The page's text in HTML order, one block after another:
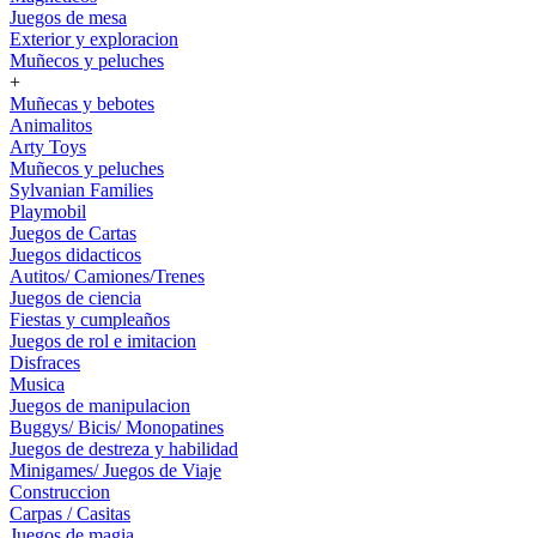
Juegos de mesa
Exterior y exploracion
Muñecos y peluches
+
Muñecas y bebotes
Animalitos
Arty Toys
Muñecos y peluches
Sylvanian Families
Playmobil
Juegos de Cartas
Juegos didacticos
Autitos/ Camiones/Trenes
Juegos de ciencia
Fiestas y cumpleaños
Juegos de rol e imitacion
Disfraces
Musica
Juegos de manipulacion
Buggys/ Bicis/ Monopatines
Juegos de destreza y habilidad
Minigames/ Juegos de Viaje
Construccion
Carpas / Casitas